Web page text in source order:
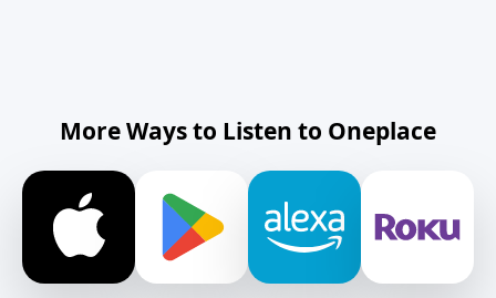
More Ways to Listen to Oneplace